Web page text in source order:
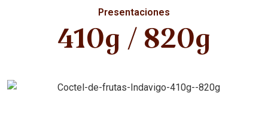
Presentaciones
410g / 820g